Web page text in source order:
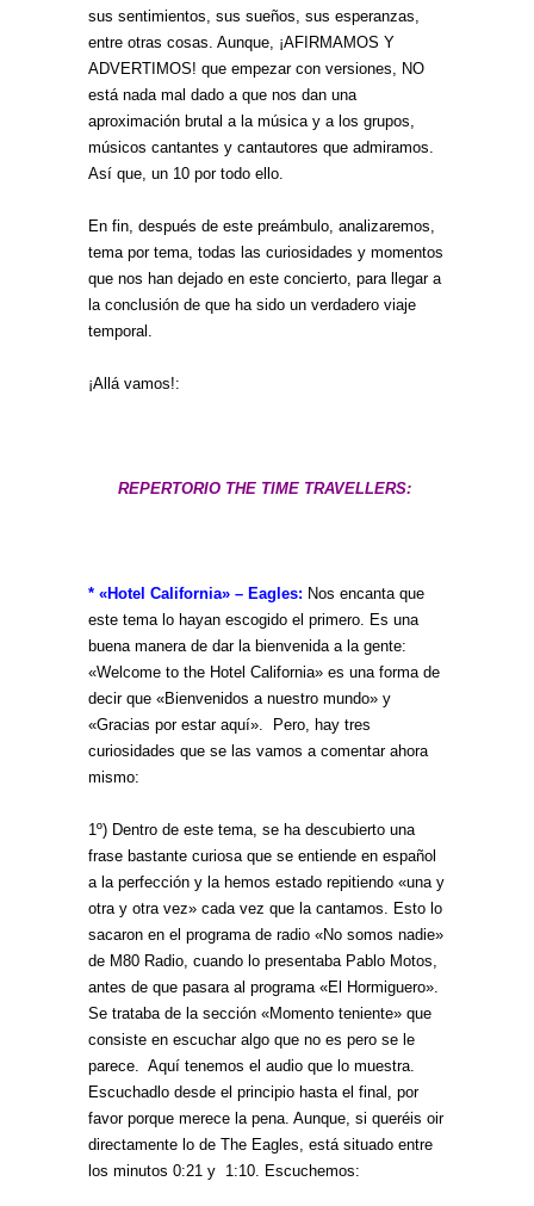
sus sentimientos, sus sueños, sus esperanzas,
entre otras cosas. Aunque, ¡AFIRMAMOS Y
ADVERTIMOS! que empezar con versiones, NO
está nada mal dado a que nos dan una
aproximación brutal a la música y a los grupos,
músicos cantantes y cantautores que admiramos.
Así que, un 10 por todo ello.
En fin, después de este preámbulo, analizaremos,
tema por tema, todas las curiosidades y momentos
que nos han dejado en este concierto, para llegar a
la conclusión de que ha sido un verdadero viaje
temporal.
¡Allá vamos!:
REPERTORIO THE TIME TRAVELLERS:
* «Hotel California» – Eagles: Nos encanta que
este tema lo hayan escogido el primero. Es una
buena manera de dar la bienvenida a la gente:
«Welcome to the Hotel California» es una forma de
decir que «Bienvenidos a nuestro mundo» y
«Gracias por estar aquí». Pero, hay tres
curiosidades que se las vamos a comentar ahora
mismo:
1º) Dentro de este tema, se ha descubierto una
frase bastante curiosa que se entiende en español
a la perfección y la hemos estado repitiendo «una y
otra y otra vez» cada vez que la cantamos. Esto lo
sacaron en el programa de radio «No somos nadie»
de M80 Radio, cuando lo presentaba Pablo Motos,
antes de que pasara al programa «El Hormiguero».
Se trataba de la sección «Momento teniente» que
consiste en escuchar algo que no es pero se le
parece. Aquí tenemos el audio que lo muestra.
Escuchadlo desde el principio hasta el final, por
favor porque merece la pena. Aunque, si queréis oir
directamente lo de The Eagles, está situado entre
los minutos 0:21 y 1:10. Escuchemos: